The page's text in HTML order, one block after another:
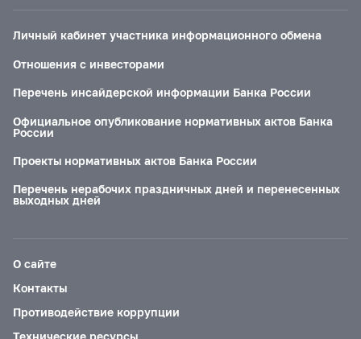
Личный кабинет участника информационного обмена
Отношения с инвесторами
Перечень инсайдерской информации Банка России
Официальное опубликование нормативных актов Банка
России
Проекты нормативных актов Банка России
Перечень нерабочих праздничных дней и перенесенных
выходных дней
О сайте
Контакты
Противодействие коррупции